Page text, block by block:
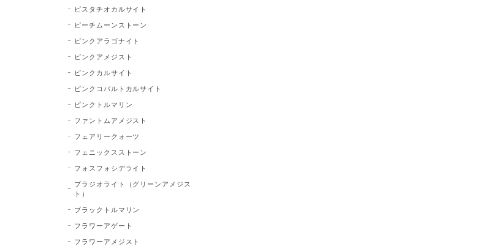
ピスタチオカルサイト
ピーチムーンストーン
ピンクアラゴナイト
ピンクアメジスト
ピンクカルサイト
ピンクコバルトカルサイト
ピンクトルマリン
ファントムアメジスト
フェアリークォーツ
フェニックスストーン
フォスフォシデライト
プラジオライト（グリーンアメジス
ト）
ブラックトルマリン
フラワーアゲート
フラワーアメジスト